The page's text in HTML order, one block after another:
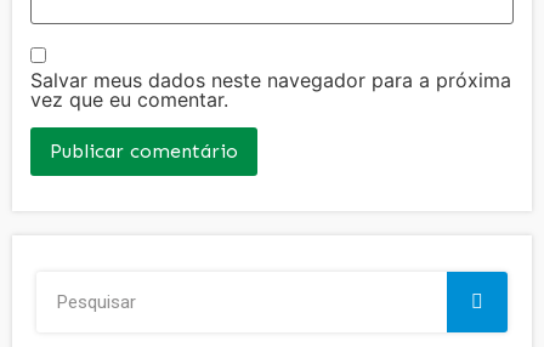
Salvar meus dados neste navegador para a próxima
vez que eu comentar.